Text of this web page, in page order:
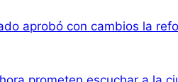
aprobó con cambios la